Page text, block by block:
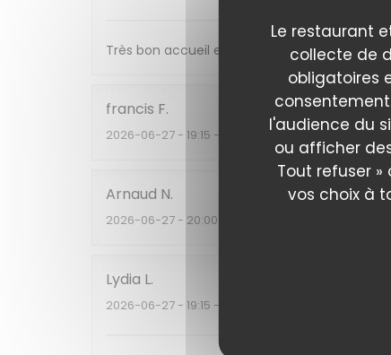
Le restaurant
collecte de
obligatoires
l'audience du
ou afficher
Tout refuser »
vos choix à
Très bon accueil et très bonne cuisine et
francis F
2026-06-27 - 19:15 - Couverts 4
Arnaud N
2026-06-27 - 20:00 - Couverts 6
Lydia L
2026-06-27 - 19:15 - Couverts 2